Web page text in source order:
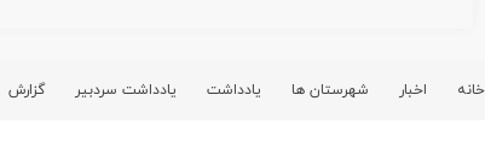
خانه اخبار شهرستان ها یادداشت یادداشت سردبیر گزارش